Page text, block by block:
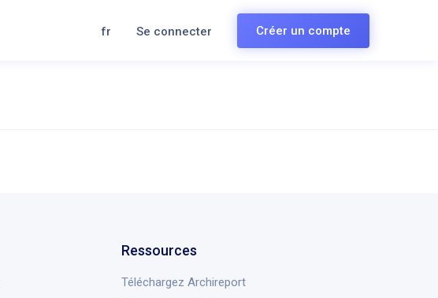
fr Se connecter Créer un compte
Ressources
Téléchargez Archireport